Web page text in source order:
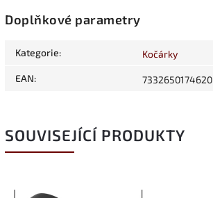
Doplňkové parametry
Kategorie: Kočárky
EAN: 7332650174620
SOUVISEJÍCÍ PRODUKTY